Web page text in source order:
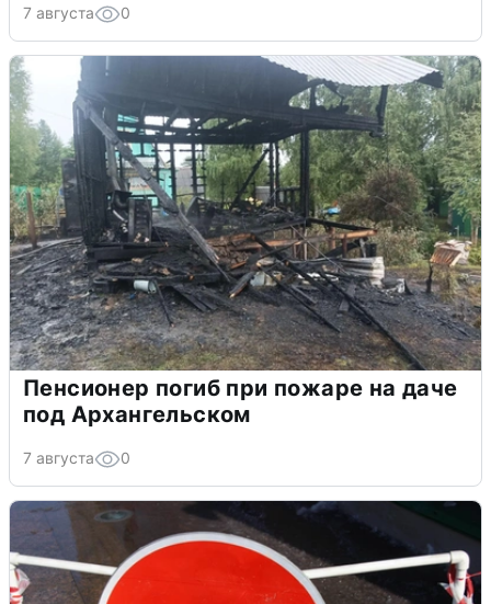
7 августа 0
Пенсионер погиб при пожаре на даче
под Архангельском
7 августа 0